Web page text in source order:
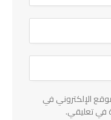
الإلكتروني في
في تعليقي.